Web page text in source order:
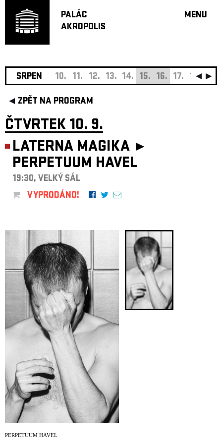
PALÁC
AKROPOLIS
MENU
JAZZ
SRPEN 10. 11. 12. 13. 14. 15. 16. 17. 18. 19.
ZPĚT NA PROGRAM
ČTVRTEK 10. 9.
LATERNA MAGIKA ►
PERPETUUM HAVEL
19:30, VELKÝ SÁL
VYPRODÁNO!
PERPETUUM HAVEL